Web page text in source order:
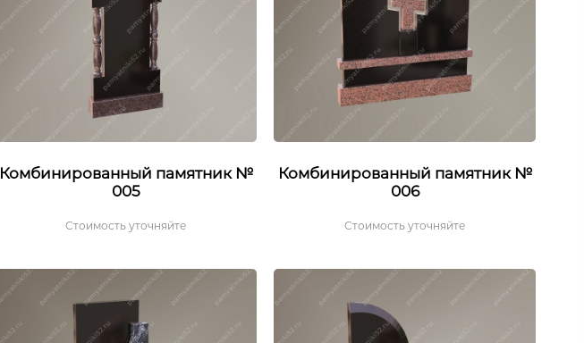
Комбинированный памятник №
005
Стоимость уточняйте
Комбинированный памятник №
006
Стоимость уточняйте